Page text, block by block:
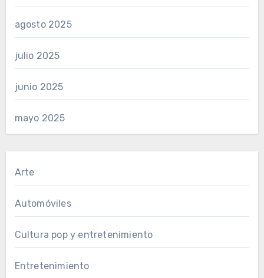
agosto 2025
julio 2025
junio 2025
mayo 2025
Arte
Automóviles
Cultura pop y entretenimiento
Entretenimiento